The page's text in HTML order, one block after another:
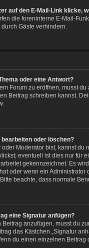
auf den E-Mail-Link klicke,
die foreninterne E-Mail-
Gäste verhindern.
oder eine Antwort?
Forum zu eröffnen, musst
Beitrag schreiben kannst.
oder löschen?
Moderator bist, kannst
eventuell ist dies nur für
gekennzeichnet. Es
oder wenn ein
beachte, dass normale
eine Signatur anfügen?
anzufügen, musst du
das Kästchen „Signatur
du einen einzelnen